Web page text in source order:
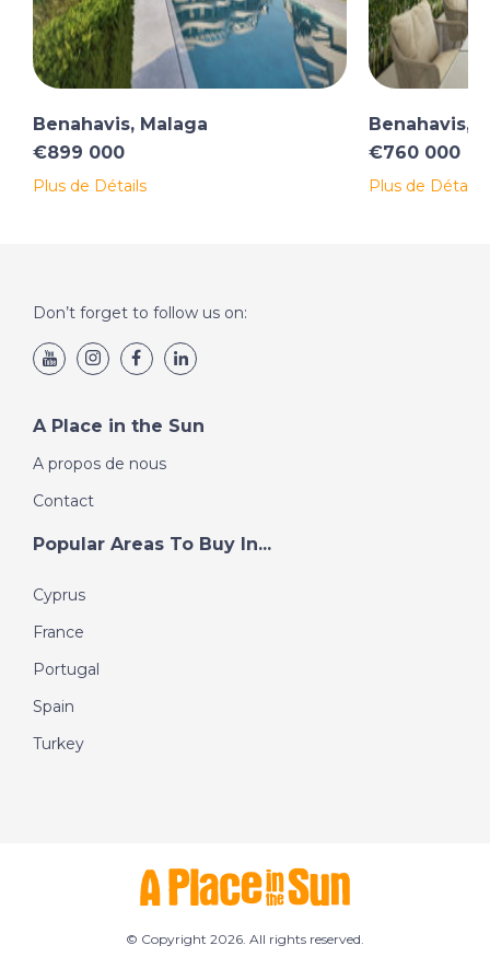
Benahavis, Malaga
€899 000
Plus de Détails
Benahavis,
€760 000
Plus de Détails
Don’t forget to follow us on:
A Place in the Sun
A propos de nous
Contact
Popular Areas To Buy In...
Cyprus
France
Portugal
Spain
Turkey
© Copyright 2026. All rights reserved.